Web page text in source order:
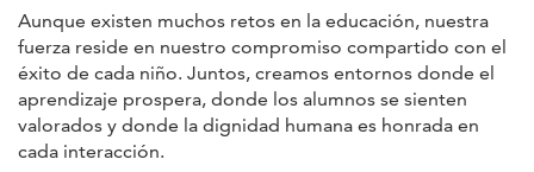
Aunque existen muchos retos en la educación, nuestra
fuerza reside en nuestro compromiso compartido con el
éxito de cada niño. Juntos, creamos entornos donde el
aprendizaje prospera, donde los alumnos se sienten
valorados y donde la dignidad humana es honrada en
cada interacción.